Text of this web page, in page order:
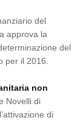
del
approva la
del
per il 2016.
non
Novelli di
di